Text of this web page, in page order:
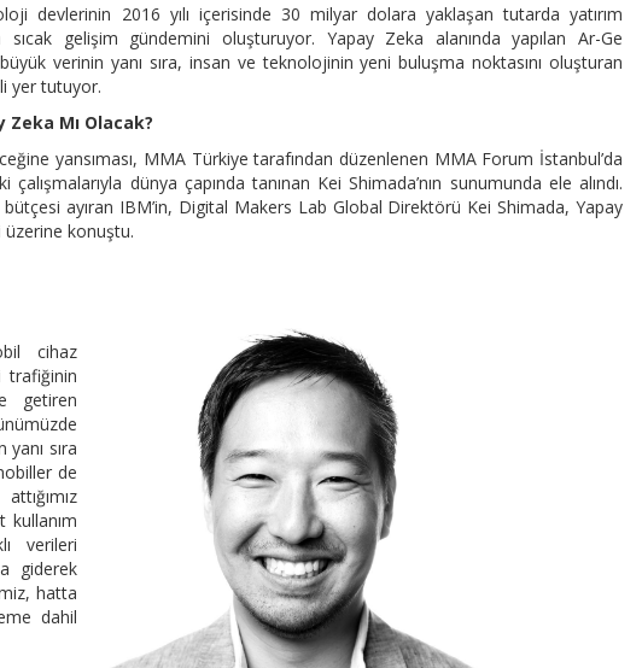
devlerinin 2016 yılı içerisinde 30 milyar dolara yaklaşan tutarda yatırım
gelişim gündemini oluşturuyor. Yapay Zeka alanında yapılan Ar-Ge
verinin yanı sıra, insan ve teknolojinin yeni buluşma noktasını oluşturan
yer tutuyor.
Zeka Mı Olacak?
yansıması, MMA Türkiye tarafından düzenlenen MMA Forum İstanbul’da
dünya çapında tanınan Kei Shimada’nın sunumunda ele alındı.
ayıran IBM’in, Digital Makers Lab Global Direktörü Kei Shimada, Yapay
üzerine konuştu.
cihaz
trafiğinin
getiren
sıra
de
kullanım
verileri
giderek
hatta
dahil